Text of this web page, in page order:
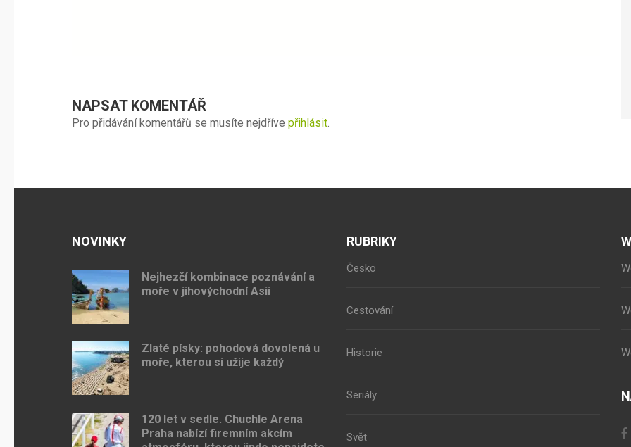
NAPSAT KOMENTÁŘ
Pro přidávání komentářů se musíte nejdříve přihlásit
NOVINKY
Nejhezčí kombinace poznávání a
moře v jihovýchodní Asii
Zlaté písky: pohodová dovolená u
moře, kterou si užije každý
120 let v sedle. Chuchle Arena
Praha nabízí firemním akcím
RUBRIKY
Česko
Cestování
Historie
Seriály
Svět